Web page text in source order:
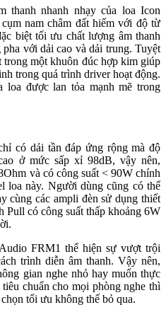
thanh nhanh nhạy của loa Icon
nam châm đất hiếm với độ từ
biệt tối ưu chất lượng âm thanh
với dải cao và dải trung. Tuyệt
một khuôn đúc hợp kim giúp
trong quá trình driver hoạt động.
loa được lan tỏa mạnh mẽ trong
có dải tần đáp ứng rộng mà độ
ở mức sấp xỉ 98dB, vậy nên,
và có công suất < 90W chính
loa này. Người dùng cũng có thể
cùng các ampli đèn sử dụng thiết
Pull có công suất thấp khoảng 6W
FRM1 thể hiện sự vượt trội
trình diễn âm thanh. Vậy nên,
gian nghe nhỏ hay muốn thực
chuẩn cho mọi phòng nghe thì
tối ưu không thể bỏ qua.